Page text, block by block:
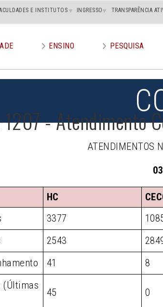
E INSTITUTOS INGRESSO TRANSPARÊNCIA
ENSINO PESQUISA
- Atendimento
ATENDIMENTOS
HC
3377
2543
41 8
(Últimas
45 0